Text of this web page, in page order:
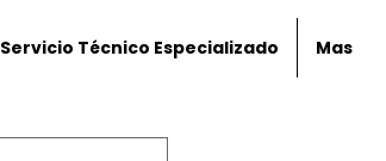
Servicio Técnico Especializado Mas